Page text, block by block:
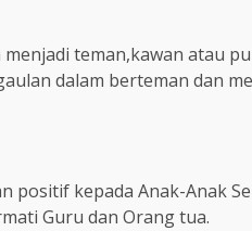
teman,kawan atau
dalam berteman dan
positif kepada Anak-Anak
Guru dan Orang tua.